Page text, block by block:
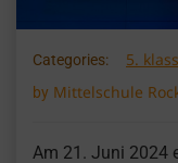
Categories: 5.
by Mittelschule
Am 21. Juni 2024